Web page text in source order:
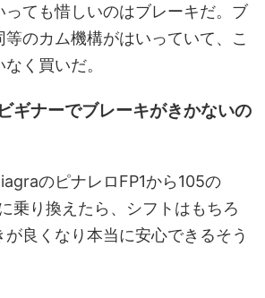
っても惜しいのはブレーキだ。ブ
のカム機構がはいっていて、こ
く買いだ。
ギナーでブレーキがきかないの
のピナレロFP1から105の
乗り換えたら、シフトはもちろ
が良くなり本当に安心できるそう